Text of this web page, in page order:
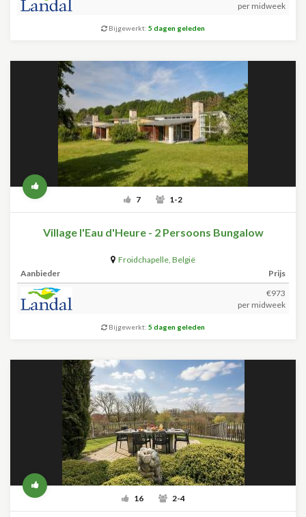
per midweek
Bijgewerkt: 5 dagen geleden
7 1-2
Village l'Eau d'Heure - 2 Persoons Bungalow
Froidchapelle, België
Aanbieder
Prijs
€973
per midweek
Bijgewerkt: 5 dagen geleden
16 2-4